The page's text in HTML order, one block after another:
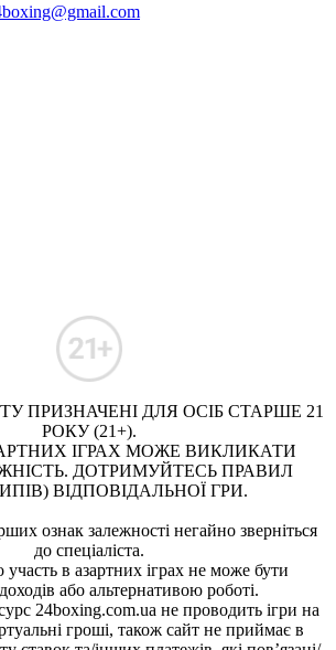
ПРИЗНАЧЕНІ ДЛЯ ОСІБ СТАРШЕ 21
РОКУ (21+).
ІГРАХ МОЖЕ ВИКЛИКАТИ
ДОТРИМУЙТЕСЬ ПРАВИЛ
ВІДПОВІДАЛЬНОЇ ГРИ.
ознак залежності негайно зверніться
до спеціаліста.
в азартних іграх не може бути
або альтернативою роботі.
24boxing.com.ua не проводить ігри на
гроші, також сайт не приймає в